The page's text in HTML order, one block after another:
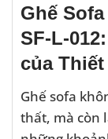
Ghế
SF-L-
của
Ghế sofa
thất, mà còn